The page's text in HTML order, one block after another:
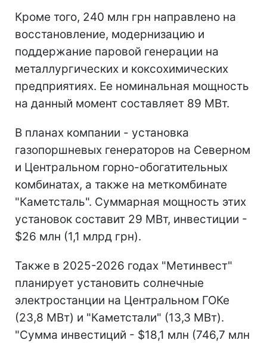
Кроме того, 240 млн грн направлено на
восстановление, модернизацию и
поддержание паровой генерации на
металлургических и коксохимических
предприятиях. Ее номинальная мощность
на данный момент составляет 89 МВт.
В планах компании - установка
газопоршневых генераторов на Северном
и Центральном горно-обогатительных
комбинатах, а также на меткомбинате
"Каметсталь". Суммарная мощность этих
установок составит 29 МВт, инвестиции -
$26 млн (1,1 млрд грн).
Также в 2025-2026 годах "Метинвест"
планирует установить солнечные
электростанции на Центральном ГОКе
(23,8 МВт) и "Каметстали" (13,3 МВт).
"Сумма инвестиций - $18,1 млн (746,7 млн